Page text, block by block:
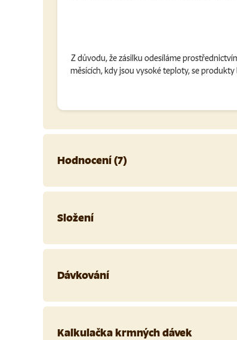
Z důvodu, že zásilku odesíláme
měsících, kdy jsou vysoké teploty, se
Hodnocení (7)
Složení
Dávkování
Kalkulačka krmných dávek